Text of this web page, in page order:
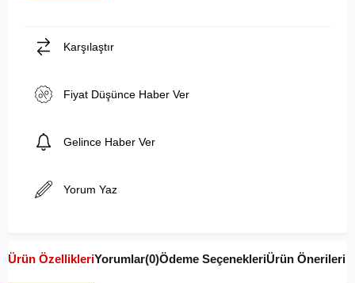
Karşılaştır
Fiyat Düşünce Haber Ver
Gelince Haber Ver
Yorum Yaz
Ürün ÖzellikleriYorumlar(0)Ödeme SeçenekleriÜrün Önerileri